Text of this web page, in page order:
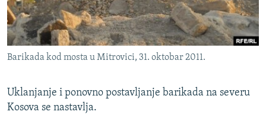
VIŠE OD NASLOVA
GENOCID U SREBRENICI
POPLAVE I KLIZIŠTA U BIH 2024.
POST SCRIPTUM
PRATITE NAS
Sve RFE/RL stranice
Barikada kod mosta u Mitrovici, 31. oktobar 2011.
Uklanjanje i ponovno postavljanje barikada na severu
Kosova se nastavlja.